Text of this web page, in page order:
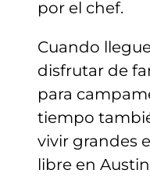
por el chef.
Cuando
disfrutar de
para
tiempo
vivir grandes
libre en